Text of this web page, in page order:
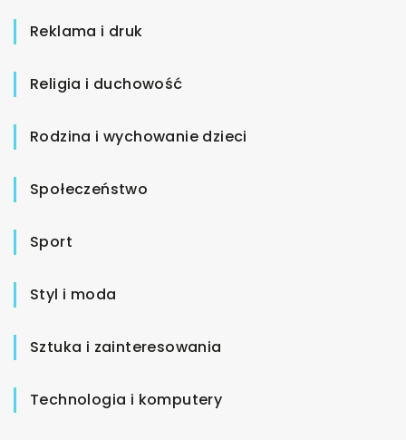
Reklama i druk
Religia i duchowość
Rodzina i wychowanie dzieci
Społeczeństwo
Sport
Styl i moda
Sztuka i zainteresowania
Technologia i komputery